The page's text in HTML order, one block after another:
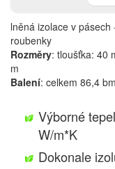
lněná izolace v
roubenky
Rozměry: tloušťka: 40
m
Balení: celkem 86,4 bm
Výborné
W/m*K
Dokonale